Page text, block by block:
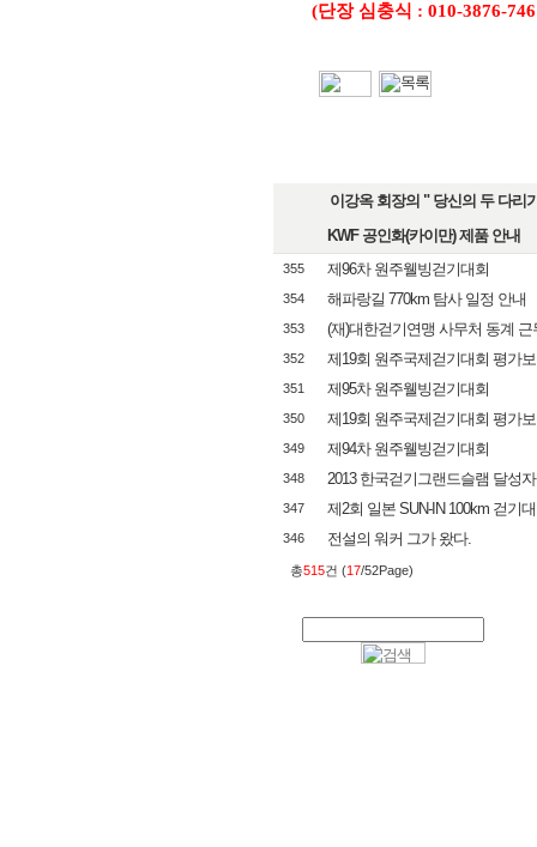
(단장 심충식 : 010-3876-
이강옥 회장의 " 당신의 두 다리
KWF 공인화(카이만) 제품 안내
355 제96차 원주웰빙걷기대회
354 해파랑길 770km 탐사 일정 안내
353 (재)대한걷기연맹 사무처 동계
352 제19회 원주국제걷기대회 평가
351 제95차 원주웰빙걷기대회
350 제19회 원주국제걷기대회 평가
349 제94차 원주웰빙걷기대회
348 2013 한국걷기그랜드슬램 달성
347 제2회 일본 SUN-IN 100km 걷기
346 전설의 워커 그가 왔다.
총515건 (17/52Page)